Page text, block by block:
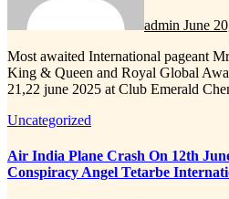
admin June
Most awaited International pageant Mr,Miss & Mrs Royal Global
King & Queen and Royal Global
21,22 june 2025 at Club Emerald
Uncategorized
Air India Plane Crash On 12th
Conspiracy Angel Tetarbe